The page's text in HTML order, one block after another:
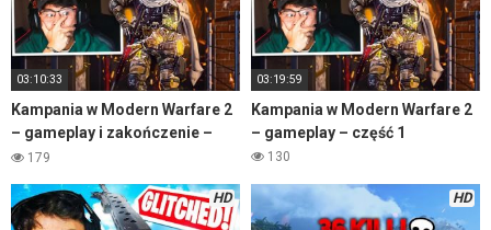
03:10:33
Kampania w Modern Warfare 2
– gameplay i zakończenie –
część 2
179
03:19:59
Kampania w Modern Warfare 2
– gameplay – część 1
130
HD HD